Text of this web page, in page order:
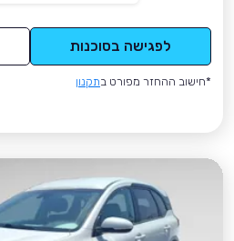
לפגישה בסוכנות
*חישוב ההחזר מפורט בתקנון